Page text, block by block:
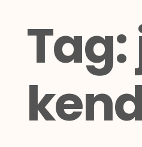
Tag: